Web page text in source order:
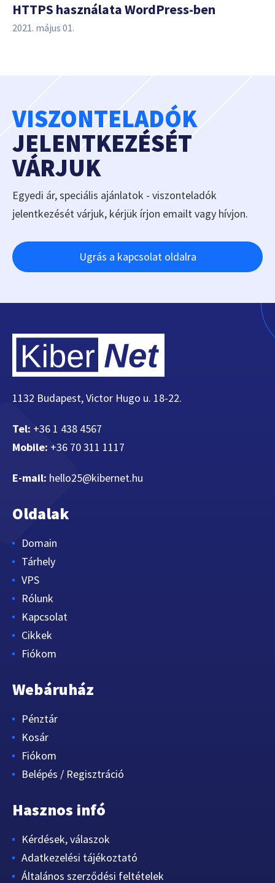
HTTPS használata WordPress-ben
2021. május 01.
VISZONTELADÓK
JELENTKEZÉSÉT
VÁRJUK
Egyedi ár, speciális ajánlatok - viszonteladók
jelentkezését várjuk, kérjük írjon emailt vagy hívjon.
Ugrás a kapcsolat oldalra
1132 Budapest, Victor Hugo u. 18-22.
Tel: +36 1 438 4567
Mobile: +36 70 311 1117
E-mail: hello25@kibernet.hu
Oldalak
Domain
Tárhely
VPS
Rólunk
Kapcsolat
Cikkek
Fiókom
Webáruház
Pénztár
Kosár
Fiókom
Belépés / Regisztráció
Hasznos infó
Kérdések, válaszok
Adatkezelési tájékoztató
Általános szerződési feltételek